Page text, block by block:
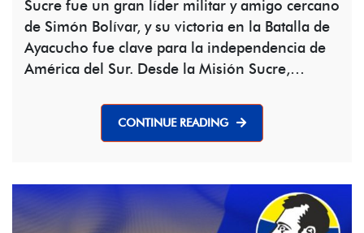
Sucre fue un gran líder militar y amigo cercano
de Simón Bolívar, y su victoria en la Batalla de
Ayacucho fue clave para la independencia de
América del Sur. Desde la Misión Sucre,…
CONTINUE READING